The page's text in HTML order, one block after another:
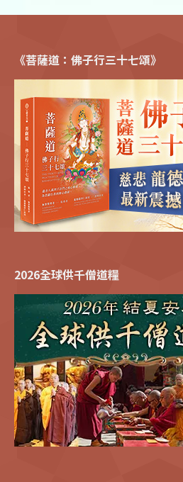
《菩薩道：佛子行三十七頌》
2026全球供千僧道糧